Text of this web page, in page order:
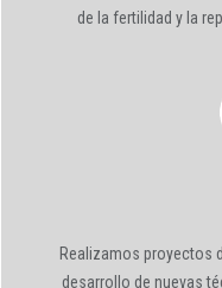
de la fertilidad y la
Realizamos proyectos
desarrollo de nuevas